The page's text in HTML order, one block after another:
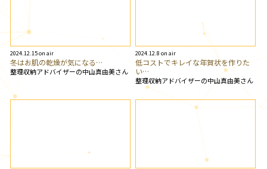
2024.12.15 on air
冬はお肌の乾燥が気になる…
整理収納アドバイザーの中山真由美さん
2024.12.8 on air
低コストでキレイな年賀状を作りた
い…
整理収納アドバイザーの中山真由美さん